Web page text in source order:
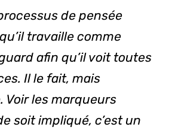
de pensée
travaille comme
afin qu’il voit toutes
Il le fait, mais
Voir les marqueurs
soit impliqué, c’est un